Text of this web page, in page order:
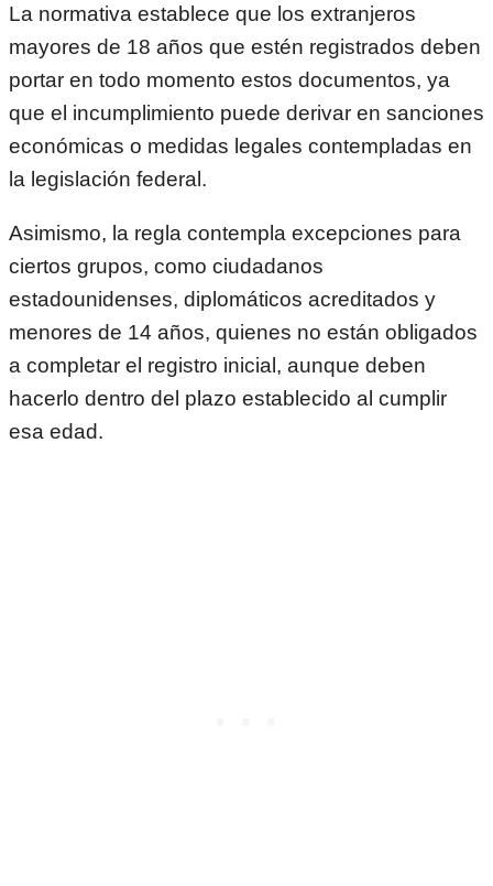
La normativa establece que los extranjeros
mayores de 18 años que estén registrados deben
portar en todo momento estos documentos, ya
que el incumplimiento puede derivar en sanciones
económicas o medidas legales contempladas en
la legislación federal.
Asimismo, la regla contempla excepciones para
ciertos grupos, como ciudadanos
estadounidenses, diplomáticos acreditados y
menores de 14 años, quienes no están obligados
a completar el registro inicial, aunque deben
hacerlo dentro del plazo establecido al cumplir
esa edad.